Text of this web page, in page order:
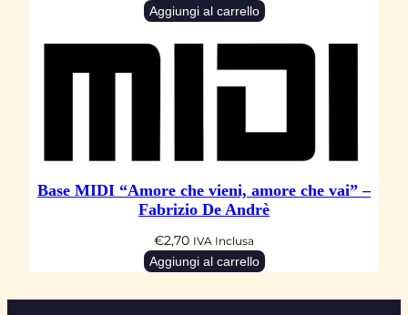
Aggiungi al carrello
Base MIDI “Amore che vieni, amore che vai” –
Fabrizio De Andrè
€2,70 IVA Inclusa
Aggiungi al carrello